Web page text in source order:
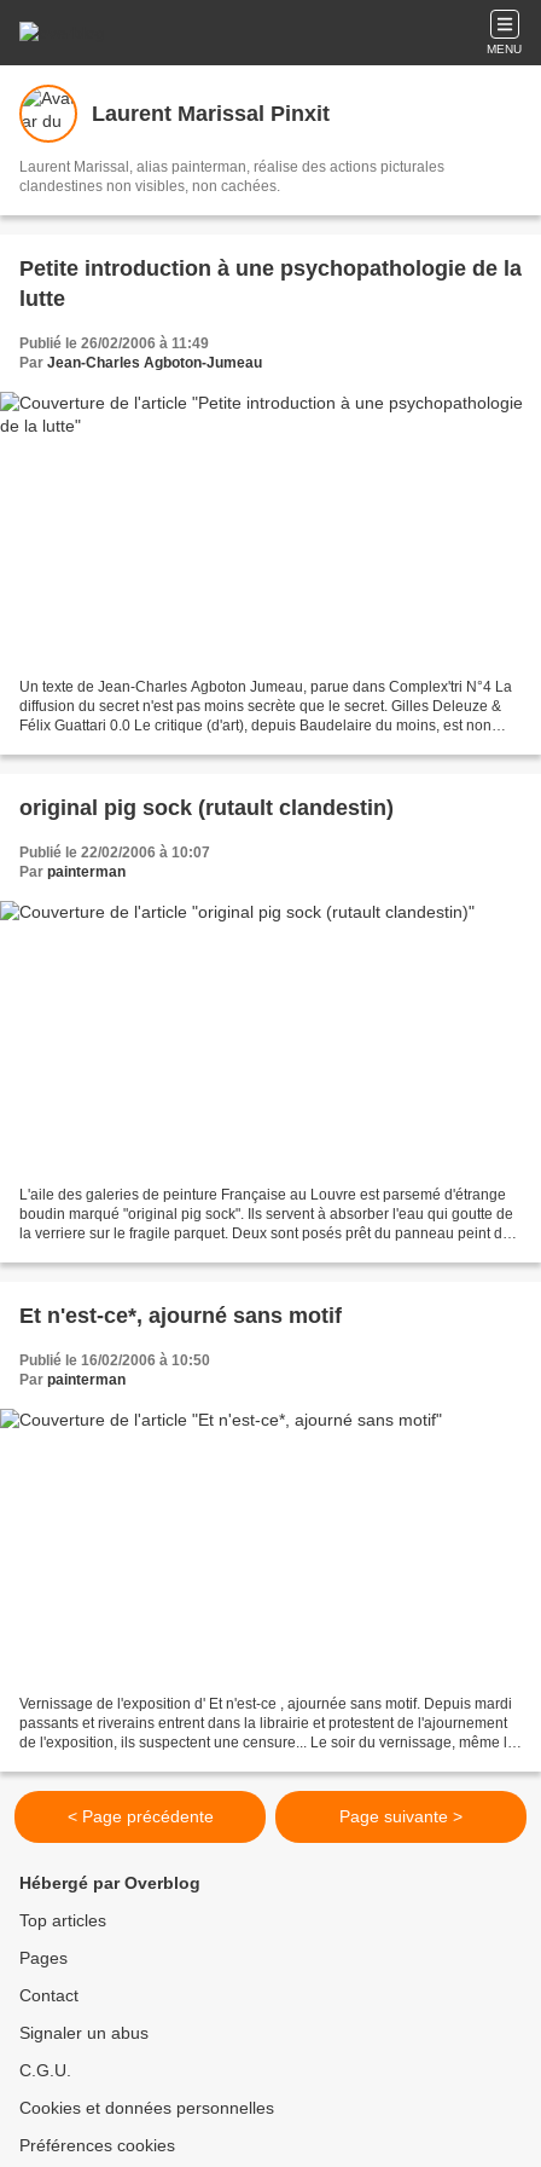
MENU
Laurent Marissal Pinxit
Laurent Marissal, alias painterman, réalise des actions picturales
clandestines non visibles, non cachées.
Petite introduction à une psychopathologie de la
lutte
Publié le 26/02/2006 à 11:49
Par Jean-Charles Agboton-Jumeau
Un texte de Jean-Charles Agboton Jumeau, parue dans Complex'tri N°4 La
diffusion du secret n'est pas moins secrète que le secret. Gilles Deleuze &
Félix Guattari 0.0 Le critique (d'art), depuis Baudelaire du moins, est non
original pig sock (rutault clandestin)
Publié le 22/02/2006 à 10:07
Par painterman
L'aile des galeries de peinture Française au Louvre est parsemé d'étrange
boudin marqué "original pig sock". Ils servent à absorber l'eau qui goutte de
la verriere sur le fragile parquet. Deux sont posés prêt du panneau peint de
Et n'est-ce*, ajourné sans motif
Publié le 16/02/2006 à 10:50
Par painterman
Vernissage de l'exposition d' Et n'est-ce , ajournée sans motif. Depuis mardi
passants et riverains entrent dans la librairie et protestent de l'ajournement
de l'exposition, ils suspectent une censure... Le soir du vernissage, même le
< Page précédente Page suivante >
Hébergé par Overblog
Top articles
Pages
Contact
Signaler un abus
C.G.U.
Cookies et données personnelles
Préférences cookies